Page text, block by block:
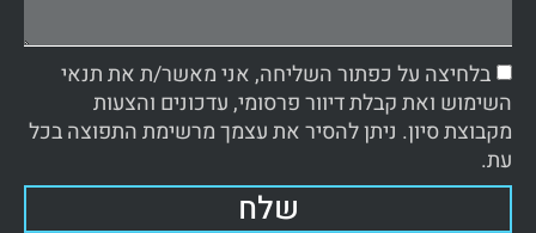
בלחיצה על כפתור השליחה, אני מאשר/ת את תנאי
השימוש ואת קבלת דיוור פרסומי, עדכונים והצעות
מקבוצת סיון. ניתן להסיר את עצמך מרשימת התפוצה בכל
עת.
שלח